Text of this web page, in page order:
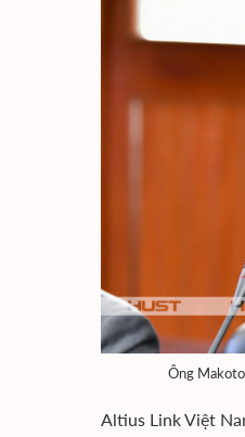
Ông
Altius Link Việt